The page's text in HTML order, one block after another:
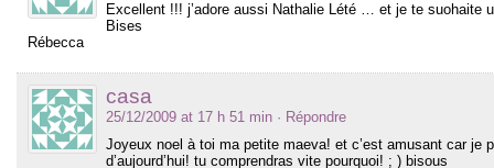
Excellent !!! j’adore aussi Nathalie Lété … et je te suohaite
Bises
Rébecca
casa
25/12/2009 at 17 h 51 min · Répondre
Joyeux noel à toi ma petite maeva! et c’est amusant car je
d’aujourd’hui! tu comprendras vite pourquoi! ; ) bisous